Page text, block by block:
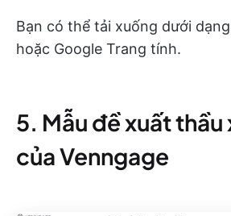
Bạn có thể tải xuống dưới
hoặc Google Trang tính.
5. Mẫu đề xuất
của Venngage